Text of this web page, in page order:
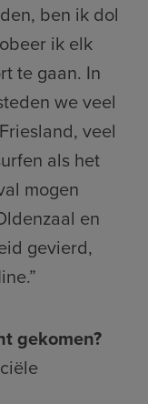
ben ik dol
ik elk
te gaan. In
we veel
veel
als het
mogen
en
gevierd,
gekomen?